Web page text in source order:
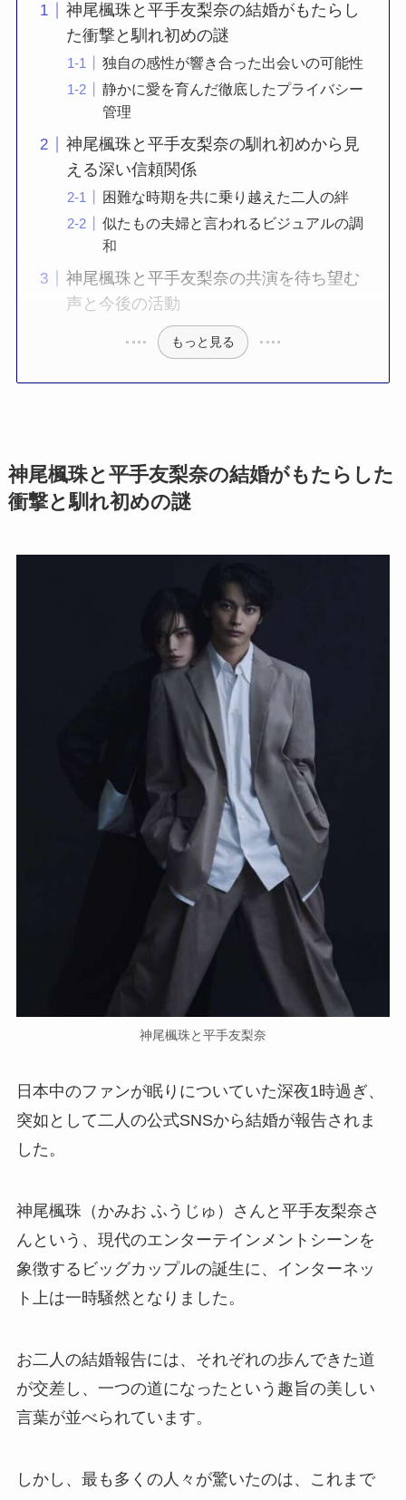
神尾楓珠と平手友梨奈の結婚がもたらし
た衝撃と馴れ初めの謎
独自の感性が響き合った出会いの可能性
静かに愛を育んだ徹底したプライバシー
管理
神尾楓珠と平手友梨奈の馴れ初めから見
える深い信頼関係
困難な時期を共に乗り越えた二人の絆
似たもの夫婦と言われるビジュアルの調
和
神尾楓珠と平手友梨奈の共演を待ち望む
声と今後の活動
もっと見る
神尾楓珠と平手友梨奈の結婚がもたらした
衝撃と馴れ初めの謎
神尾楓珠と平手友梨奈
日本中のファンが眠りについていた深夜1時過ぎ、
突如として二人の公式SNSから結婚が報告されま
した。
神尾楓珠（かみお ふうじゅ）さんと平手友梨奈さ
んという、現代のエンターテインメントシーンを
象徴するビッグカップルの誕生に、インターネッ
ト上は一時騒然となりました。
お二人の結婚報告には、それぞれの歩んできた道
が交差し、一つの道になったという趣旨の美しい
言葉が並べられています。
しかし、最も多くの人々が驚いたのは、これまで